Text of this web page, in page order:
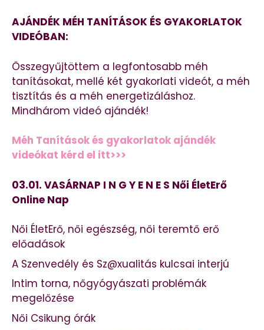
AJÁNDÉK MÉH TANÍTÁSOK ÉS GYAKORLATOK
VIDEÓBAN:
Összegyűjtöttem a legfontosabb méh
tanításokat, mellé két gyakorlati videót, a méh
tisztítás és a méh energetizáláshoz.
Mindhárom videó ajándék!
Méh Tanítások és gyakorlatok ajándék
videókat kérd el itt>>>
03.01. VASÁRNAP I N G Y E N E S Női ÉletErő
Online Nap
Női ÉletErő, női egészség, női teremtő erő
előadások
A Szenvedély és Sz@xualitás kulcsai interjú
Intim torna, nőgyógyászati problémák
megelőzése
Női Csikung órák